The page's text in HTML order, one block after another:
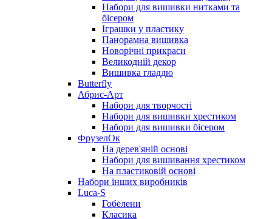
Набори для вишивки нитками та
бісером
Іграшки у пластику
Панорамна вишивка
Новорічні прикраси
Великодній декор
Вишивка гладдю
Butterfly
Абрис-Арт
Набори для творчості
Набори для вишивки хрестиком
Набори для вишивки бісером
ФрузелОк
На дерев'яній основі
Набори для вишивання хрестиком
На пластиковій основі
Набори інших виробників
Luca-S
Гобелени
Класика